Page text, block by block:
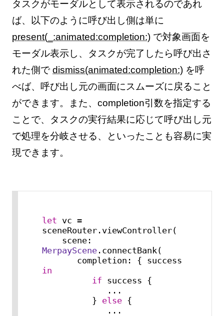
タスクがモーダルとして表示されるのであれ
ば、以下のように呼び出し側は単に
present(_:animated:completion:)で対象画面を
モーダル表示し、タスクが完了したら呼び出さ
れた側で dismiss(animated:completion:)を呼
べば、呼び出し元の画面にスムーズに戻ること
ができます。また、completion引数を指定する
ことで、タスクの実行結果に応じて呼び出し元
で処理を分岐させる、といったことも容易に実
現できます。
let vc =
sceneRouter.viewController(
MerpayScene.connectBank(
in
if success {
...
          }
else {
...